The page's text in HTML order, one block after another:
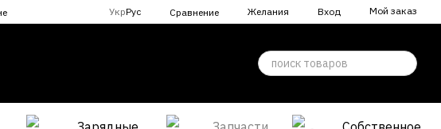
УкрРус Сравнение Желания Вход Мой заказ